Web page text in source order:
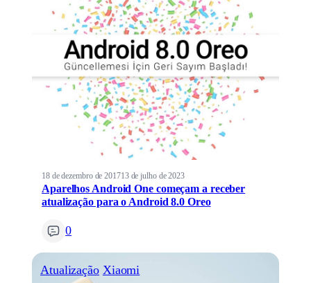
18 de dezembro de 201713 de julho de 2023
Aparelhos Android One começam a receber
atualização para o Android 8.0 Oreo
0
Atualização Xiaomi